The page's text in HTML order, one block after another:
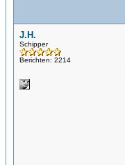
J.H.
Schipper
Berichten: 2214